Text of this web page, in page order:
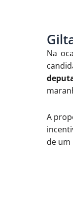
Na
A
de um